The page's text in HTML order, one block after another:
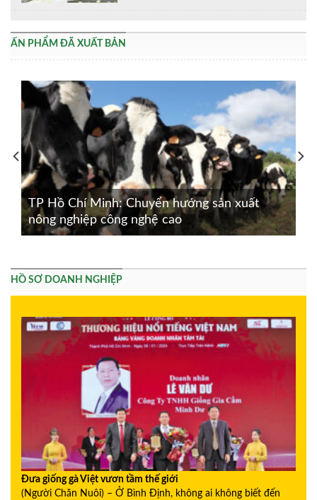
ẤN PHẨM ĐÃ XUẤT BẢN
TP Hồ Chí Minh: Chuyển hướng sản xuất
nông nghiệp công nghệ cao
HỒ SƠ DOANH NGHIỆP
Đưa giống gà Việt vươn tầm thế giới
(Người Chăn Nuôi) – Ở Bình Định, không ai không biết đến